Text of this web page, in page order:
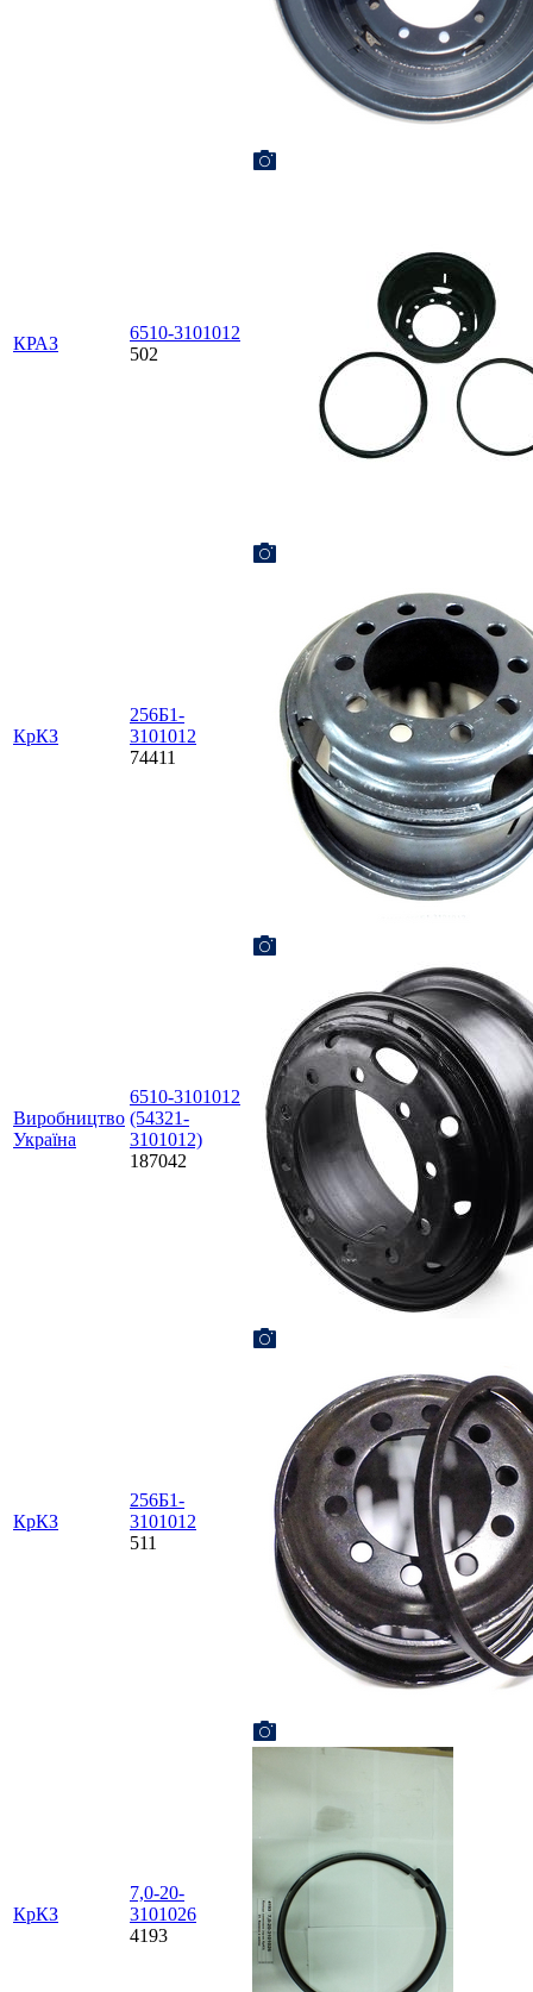
КРАЗ
6510-3101012
502
КрКЗ
256Б1-
3101012
74411
Виробництво
Україна
6510-3101012
(54321-
3101012)
187042
КрКЗ
256Б1-
3101012
511
КрКЗ
7,0-20-
3101026
4193